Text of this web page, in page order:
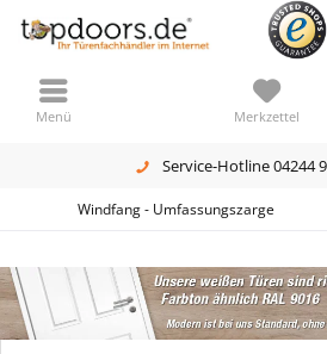
Service-Hotline 04244
Merkzettel
Menü
Windfang - Umfassungszarge